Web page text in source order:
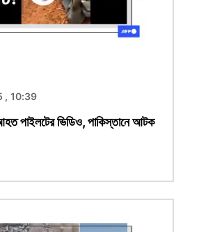
, 10:39
পাইলটের ভিডিও, পাকিস্তানে আটক